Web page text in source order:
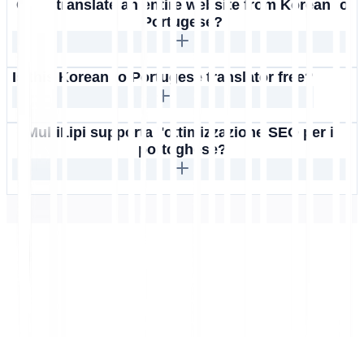
Can I translate an entire website from Korean to
Portugese?
Is this Korean to Portugese translator free?
MultiLipi supporta l'ottimizzazione SEO per il
portoghese?